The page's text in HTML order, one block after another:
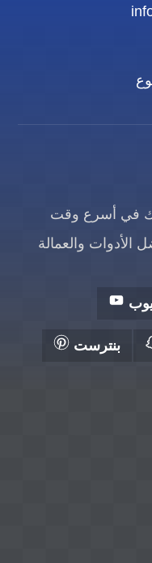
في أسرع وقت
والعمالة
بنترست